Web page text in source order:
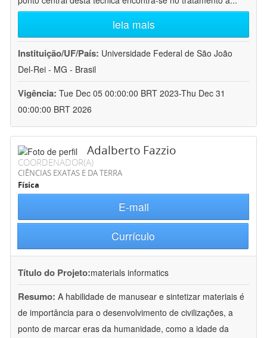
leia mais
Instituição/UF/País: Universidade Federal de São João
Del-Rei - MG - Brasil
Vigência: Tue Dec 05 00:00:00 BRT 2023-Thu Dec 31
00:00:00 BRT 2026
Adalberto Fazzio
COORDENADOR(A)
CIÊNCIAS EXATAS E DA TERRA
Física
E-mail
Currículo
Título do Projeto:materials informatics
Resumo: A habilidade de manusear e sintetizar materiais é
de importância para o desenvolvimento de civilizações, a
ponto de marcar eras da humanidade, como a idade da